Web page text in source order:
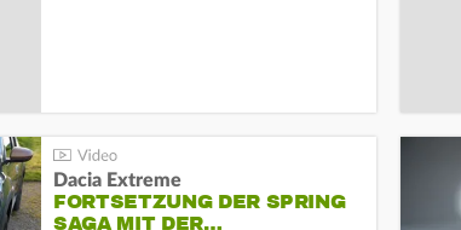
Dacia Extreme
FORTSETZUNG DER SPRING
SAGA MIT DER…